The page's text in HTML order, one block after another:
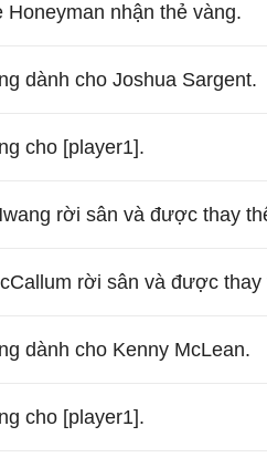
Honeyman nhận thẻ vàng.
dành cho Joshua Sargent.
cho [player1].
rời sân và được thay
rời sân và được
dành cho Kenny McLean.
cho [player1].